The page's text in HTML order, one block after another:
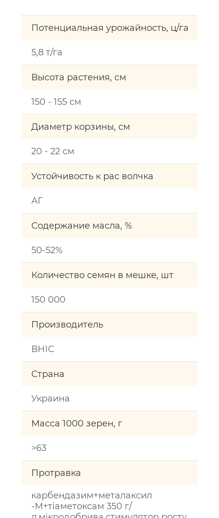
Потенциальная урожайность, ц/га
5,8 т/га
Высота растения, см
150 - 155 см
Диаметр корзины, см
20 - 22 см
Устойчивость к рас волчка
АГ
Содержание масла, %
50-52%
Количество семян в мешке, шт
150 000
Производитель
ВНІС
Страна
Украина
Масса 1000 зерен, г
>63
Протравка
карбендазим+металаксил
-М+тіаметоксам 350 г/